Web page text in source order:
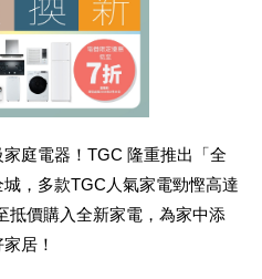
庭電器！TGC 隆重推出「全
，多款TGC人氣家電勁慳高達
抵價購入全新家電，為家中添
居！